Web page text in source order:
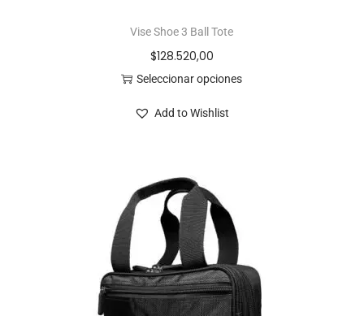
Vise Shoe 3 Ball Tote
$128.520,00
Seleccionar opciones
Add to Wishlist